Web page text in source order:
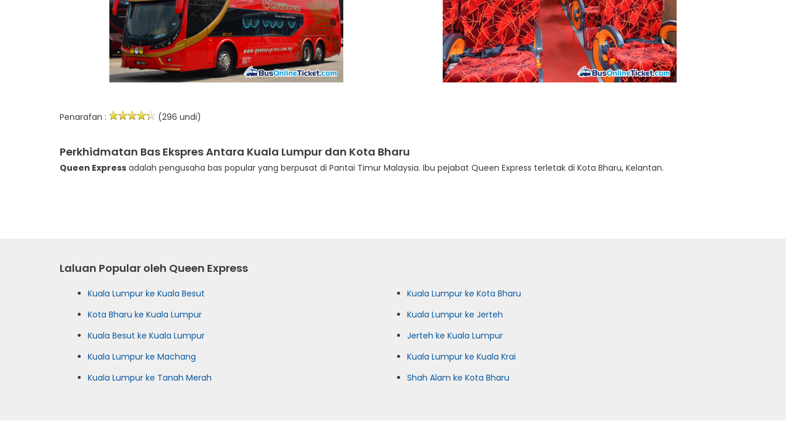
Penarafan : (296 undi)
Perkhidmatan Bas Ekspres Antara Kuala Lumpur dan Kota Bharu
Queen Express adalah pengusaha bas popular yang berpusat di Pantai Timur Malaysia. Ibu pejabat Queen Express terletak di Kota Bharu, Kelantan.
Laluan Popular oleh Queen Express
Kuala Lumpur ke Kuala Besut
Kuala Lumpur ke Kota Bharu
Kota Bharu ke Kuala Lumpur
Kuala Lumpur ke Jerteh
Kuala Besut ke Kuala Lumpur
Jerteh ke Kuala Lumpur
Kuala Lumpur ke Machang
Kuala Lumpur ke Kuala Krai
Kuala Lumpur ke Tanah Merah
Shah Alam ke Kota Bharu